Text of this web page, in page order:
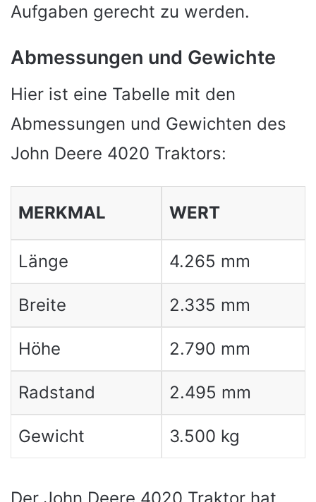
Aufgaben gerecht zu werden.
Abmessungen und Gewichte
Hier ist eine Tabelle mit den
Abmessungen und Gewichten des
John Deere 4020 Traktors:
MERKMAL WERT
Länge 4.265 mm
Breite 2.335 mm
Höhe 2.790 mm
Radstand 2.495 mm
Gewicht 3.500 kg